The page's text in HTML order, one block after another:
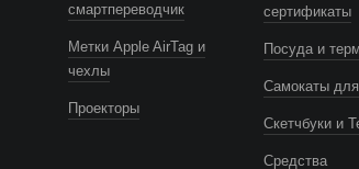
смартпереводчик
Метки Apple AirTag и
чехлы
Проекторы
сертификаты
Посуда и
Самокаты
Скетчбуки и
Средства